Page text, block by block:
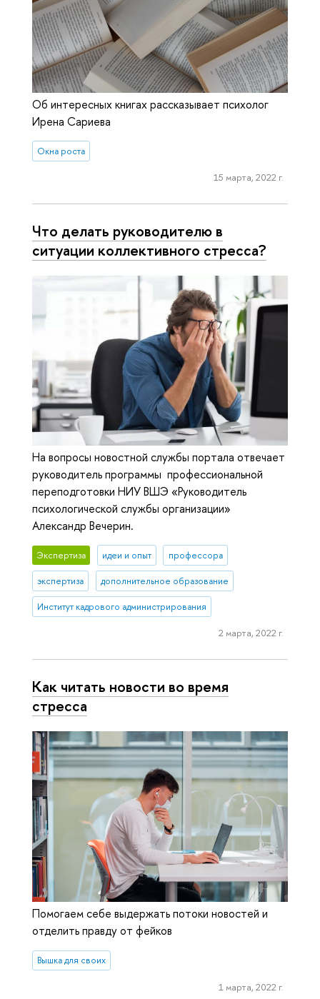
Об интересных книгах рассказывает психолог
Ирена Сариева
Окна роста
15 марта, 2022 г.
Что делать руководителю в
ситуации коллективного стресса?
На вопросы новостной службы портала отвечает
руководитель программы профессиональной
переподготовки НИУ ВШЭ «Руководитель
психологической службы организации»
Александр Вечерин.
Экспертиза идеи и опыт профессора
экспертиза дополнительное образование
Институт кадрового администрирования
2 марта, 2022 г.
Как читать новости во время
стресса
Помогаем себе выдержать потоки новостей и
отделить правду от фейков
Вышка для своих
1 марта, 2022 г.